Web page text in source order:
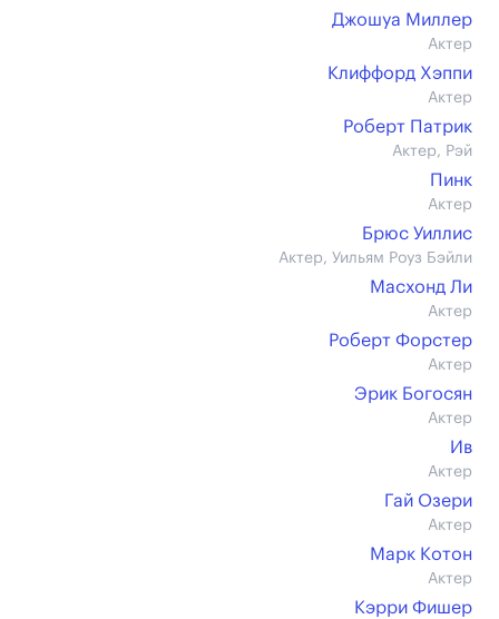
Джошуа Миллер
Актер
Клиффорд Хэппи
Актер
Роберт Патрик
Актер, Рэй
Пинк
Актер
Брюс Уиллис
Актер, Уильям Роуз Бэйли
Масхонд Ли
Актер
Роберт Форстер
Актер
Эрик Богосян
Актер
Ив
Актер
Гай Озери
Актер
Марк Котон
Актер
Кэрри Фишер